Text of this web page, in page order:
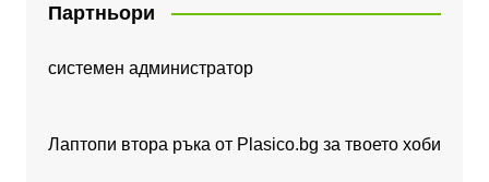
Партньори
системен администратор
Лаптопи втора ръка от Plasico.bg за твоето хоби